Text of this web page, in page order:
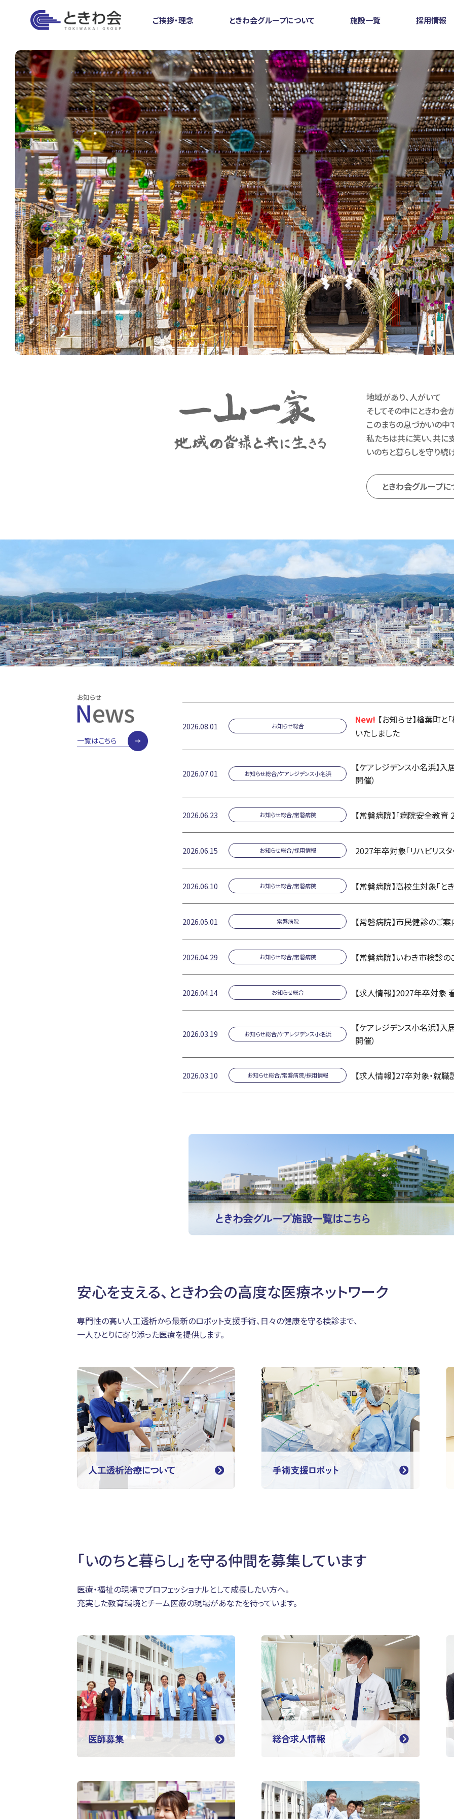
きわ会
ご挨拶・理念 ときわ会グループについて 施設一覧 採用情報
地域があり、人がいて
そしてその中にときわ会
このまちの息づかいの中
私たちは共に笑い、共に
いのちと暮らしを守り続
ときわ会グループに
お知らせ
一覧はこちら
2026.08.01 お知らせ総合
New! 【お知らせ】楢葉町
いたしました
2026.07.01 お知らせ総合/ケアレジデンス小名浜
【ケアレジデンス小名浜】
開催）
2026.06.23 お知らせ総合/常磐病院 【常磐病院】「病院安全教
2026.06.15 お知らせ総合/採用情報 2027年卒対象「リハビリス
2026.06.10 お知らせ総合/常磐病院 【常磐病院】高校生対象「
2026.05.01 常磐病院 【常磐病院】市民健診のご
2026.04.29 お知らせ総合/常磐病院 【常磐病院】いわき市検診
2026.04.14 お知らせ総合 【求人情報】2027年卒対
2026.03.19 お知らせ総合/ケアレジデンス小名浜
【ケアレジデンス小名浜】
開催）
2026.03.10 お知らせ総合/常磐病院/採用情報 【求人情報】27卒対象・就職
安心を支える、ときわ会の高度な医療ネットワーク
専門性の高い人工透析から最新のロボット支援手術、日々の健康を守る検診まで、
一人ひとりに寄り添った医療を提供します。
「いのちと暮らし」を守る仲間を募集しています
医療・福祉の現場でプロフェッショナルとして成長したい方へ。
充実した教育環境とチーム医療の現場があなたを待っています。